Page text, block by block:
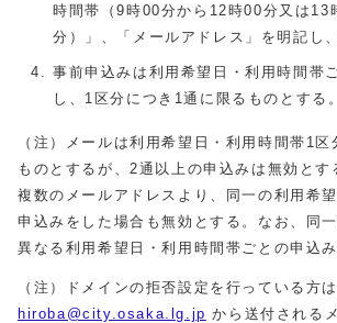
時間帯（9時00分から12時00分又は13
分）」、「メールアドレス」を明記し
事前申込みは利用希望日・利用時間帯
し、1区分につき1通に限るものとする。
（注）メールは利用希望日・利用時間帯1
ものとするが、2通以上の申込みは無効とす
複数のメールアドレスより、同一の利用希
申込みをした場合も無効とする。なお、同
異なる利用希望日・利用時間帯ごとの申込み
（注）ドメインの拒否設定を行っている方は
hiroba@city.osaka.lg.jp から送付される